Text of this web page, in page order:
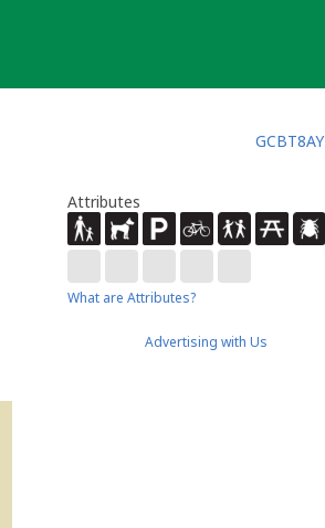
GCBT8AY
Attributes
What are Attributes?
Advertising with Us